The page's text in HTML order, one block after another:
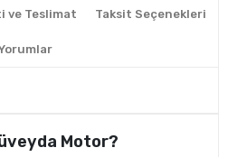
ve Teslimat Taksit Seçenekleri
Motor?